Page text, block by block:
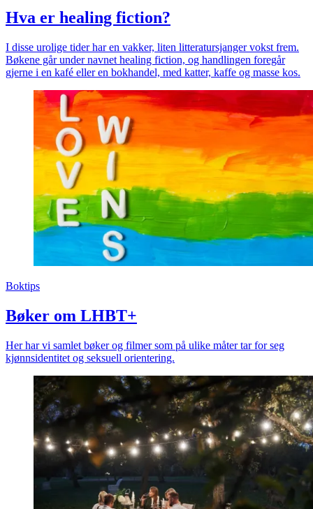
Hva er healing fiction?
I disse urolige tider har en vakker, liten litteratursjanger vokst frem.
Bøkene går under navnet healing fiction, og handlingen foregår
gjerne i en kafé eller en bokhandel, med katter, kaffe og masse kos.
Boktips
Bøker om LHBT+
Her har vi samlet bøker og filmer som på ulike måter tar for seg
kjønnsidentitet og seksuell orientering.